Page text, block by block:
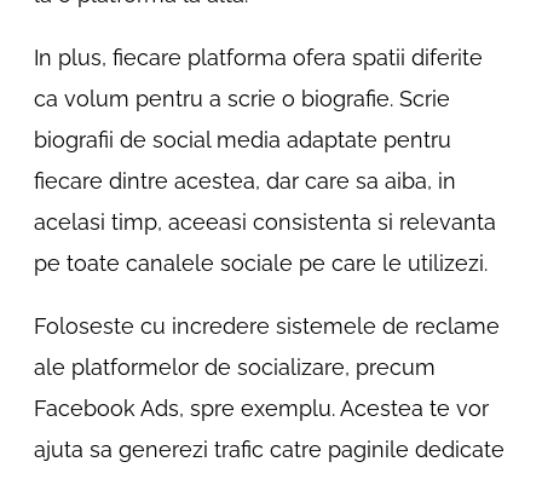
In plus, fiecare platforma ofera spatii diferite
ca volum pentru a scrie o biografie. Scrie
biografii de social media adaptate pentru
fiecare dintre acestea, dar care sa aiba, in
acelasi timp, aceeasi consistenta si relevanta
pe toate canalele sociale pe care le utilizezi.
Foloseste cu incredere sistemele de reclame
ale platformelor de socializare, precum
Facebook Ads, spre exemplu. Acestea te vor
ajuta sa generezi trafic catre paginile dedicate